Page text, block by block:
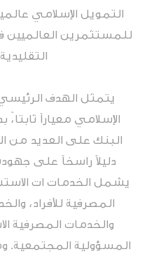
التمویل الإسلامي
للمستثمرین العالمیین
یتمثل الھدف
الإسلامي معیاراً
البنك على العدید من
دلیلاً راسخاً على
یشمل الخدمات ات
المصرفیة للأفراد،
والخدمات المصرفیة
المسؤولیة المجتمعیة.